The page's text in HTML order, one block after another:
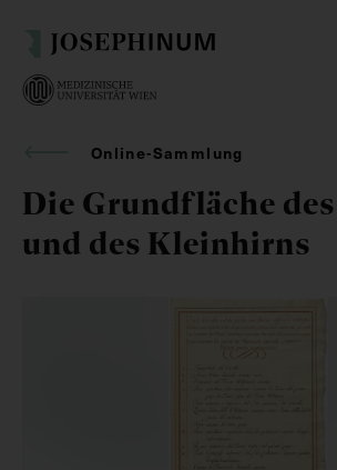
Online-Sammlung
Die Grundfläche
und des Kleinhirns